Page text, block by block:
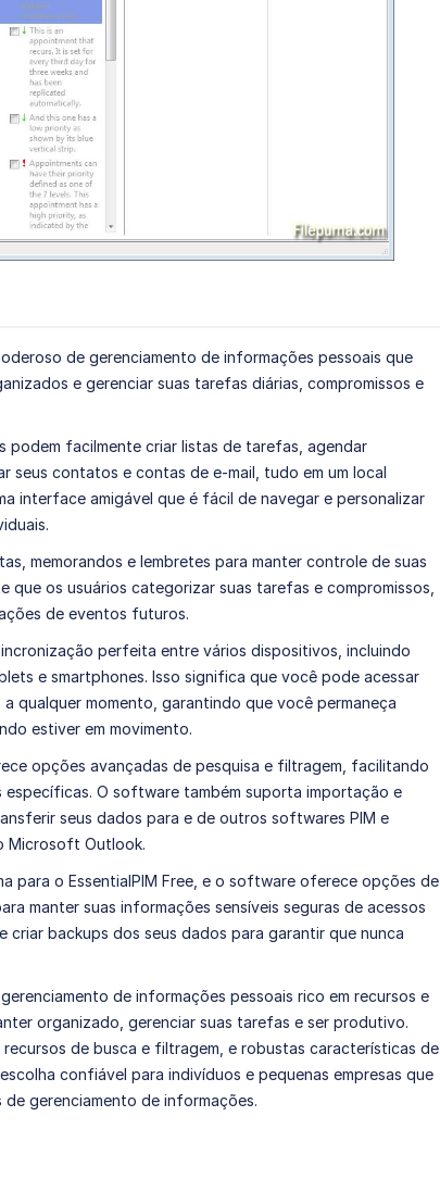
de gerenciamento de informações pessoais que
e gerenciar suas tarefas diárias, compromissos e
podem facilmente criar listas de tarefas, agendar
seus contatos e contas de e-mail, tudo em um local
interface amigável que é fácil de navegar e personalizar
memorandos e lembretes para manter controle de suas
os usuários categorizar suas tarefas e compromissos,
de eventos futuros.
perfeita entre vários dispositivos, incluindo
e smartphones. Isso significa que você pode acessar
qualquer momento, garantindo que você permaneça
estiver em movimento.
opções avançadas de pesquisa e filtragem, facilitando
O software também suporta importação e
seus dados para e de outros softwares PIM e
Microsoft Outlook.
para o EssentialPIM Free, e o software oferece opções de
manter suas informações sensíveis seguras de acessos
criar backups dos seus dados para garantir que nunca
de informações pessoais rico em recursos e
organizado, gerenciar suas tarefas e ser produtivo.
de busca e filtragem, e robustas características de
confiável para indivíduos e pequenas empresas que
gerenciamento de informações.